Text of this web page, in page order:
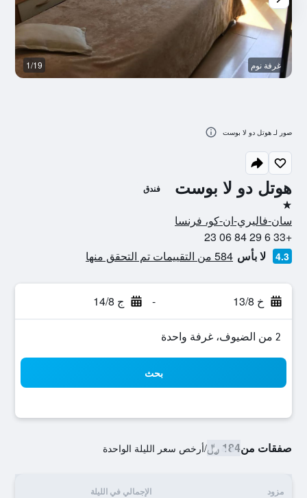
هوتل دو لا بوست فندق
نجمة واحدة
سان-فاليري-ان-كو، فرنسا
+33 6 29 84 06 23
4.3 لا بأس 584 من التقييمات تم التحقق منها
خ 13/8 - ج 14/8
2 من الضيوف، غرفة واحدة
بحث
صفقات من184 ﷼ /أرخص سعر الليلة الواحدة
مزود الإجمالي في الليلة
غرفة نوم 1/19
صور لـ هوتل دو لا بوست